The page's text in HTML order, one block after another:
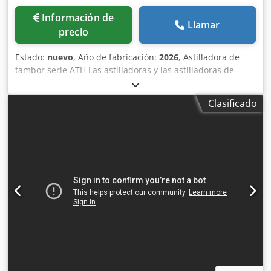
mantenimiento - Uso flexible - Producción personalizada
Información de
precio
Llamar
Estado: nuevo, Año de fabricación: 2026, Astilladora de
tambor serie ATH Las astilladoras y las astilladoras de
tambor con alimentación horizontal de S&F se utilizan en
muchos sectores de la industria de transformación de la
madera (aserraderos, fábricas de madera). Las astilladoras
alimentación: 200 mm - Anchura de alimentación: 500 |
700 | 1000 mm - Número de cuchillas astilladoras: 2 - 4
piezas - Número de contracuchillas: 2 piezas - Diámetro
Clasificado